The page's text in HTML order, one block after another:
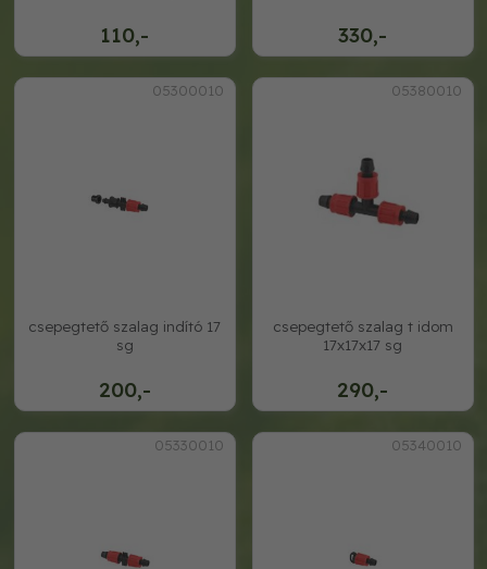
110,- 330,-
05300010
200,-
csepegtető szalag indító 17
sg
05380010
290,-
csepegtető szalag t idom
17x17x17 sg
05330010 05340010